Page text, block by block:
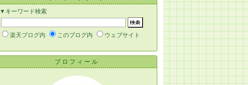
▼キーワード検索
楽天ブログ内 このブログ内 ウェブサイト
プロフィール